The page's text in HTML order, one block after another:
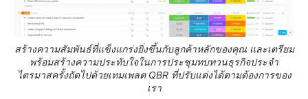
สร้างความสัมพันธ์ที่แข็งแกร่งยิ่งขึ้นกับลูกค้าหลักของคุณ และเตรียม
พร้อมสร้างความประทับใจในการประชุมทบทวนธุรกิจประจำ
ไตรมาสครั้งถัดไปด้วยเทมเพลต QBR ที่ปรับแต่งได้ตามต้องการของ
เรา